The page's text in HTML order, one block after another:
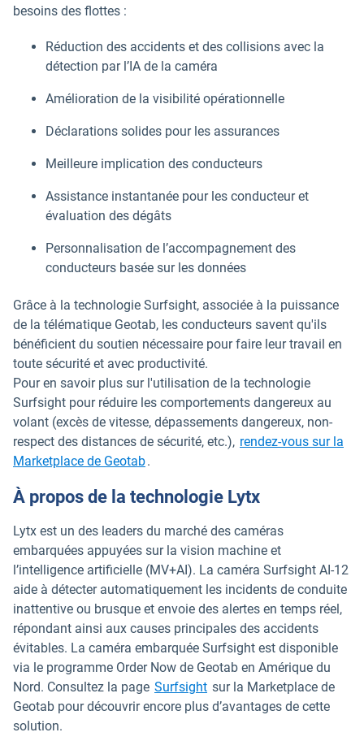
besoins des flottes :
Réduction des accidents et des collisions avec la
détection par l’IA de la caméra
Amélioration de la visibilité opérationnelle
Déclarations solides pour les assurances
Meilleure implication des conducteurs
Assistance instantanée pour les conducteur et
évaluation des dégâts
Personnalisation de l’accompagnement des
conducteurs basée sur les données
Grâce à la technologie Surfsight, associée à la puissance
de la télématique Geotab, les conducteurs savent qu'ils
bénéficient du soutien nécessaire pour faire leur travail en
toute sécurité et avec productivité.
Pour en savoir plus sur l'utilisation de la technologie
Surfsight pour réduire les comportements dangereux au
volant (excès de vitesse, dépassements dangereux, non-
respect des distances de sécurité, etc.), rendez-vous sur la
Marketplace de GeotabOuvrir dans une nouvelle fenêtre
.
À propos de la technologie Lytx
Lytx est un des leaders du marché des caméras
embarquées appuyées sur la vision machine et
l’intelligence artificielle (MV+AI). La caméra Surfsight AI-12
aide à détecter automatiquement les incidents de conduite
inattentive ou brusque et envoie des alertes en temps réel,
répondant ainsi aux causes principales des accidents
évitables. La caméra embarquée Surfsight est disponible
via le programme Order Now de Geotab en Amérique du
Nord. Consultez la page SurfsightOuvrir dans une nouvelle
sur la Marketplace de
Geotab pour découvrir encore plus d’avantages de cette
solution.